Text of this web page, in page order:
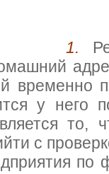
1.
временно
у него
то,
с
по